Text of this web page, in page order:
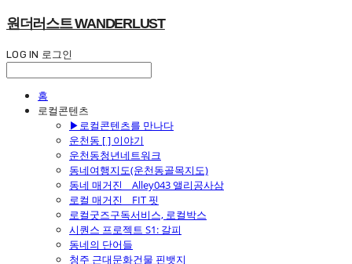
원더러스트 WANDERLUST
LOG IN 로그인
홈
로컬콘텐츠
▶로컬콘텐츠를 만나다
운천동 [ ] 이야기
운천동청년네트워크
동네여행지도(운천동골목지도)
동네 매거진 _ Alley043 앨리공사삼
로컬 매거진 _ FIT 핏
로컬굿즈구독서비스, 로컬박스
시퀀스 프로젝트 S1: 갈피
동네의 단어들
청주 근대문화건물 핀뱃지